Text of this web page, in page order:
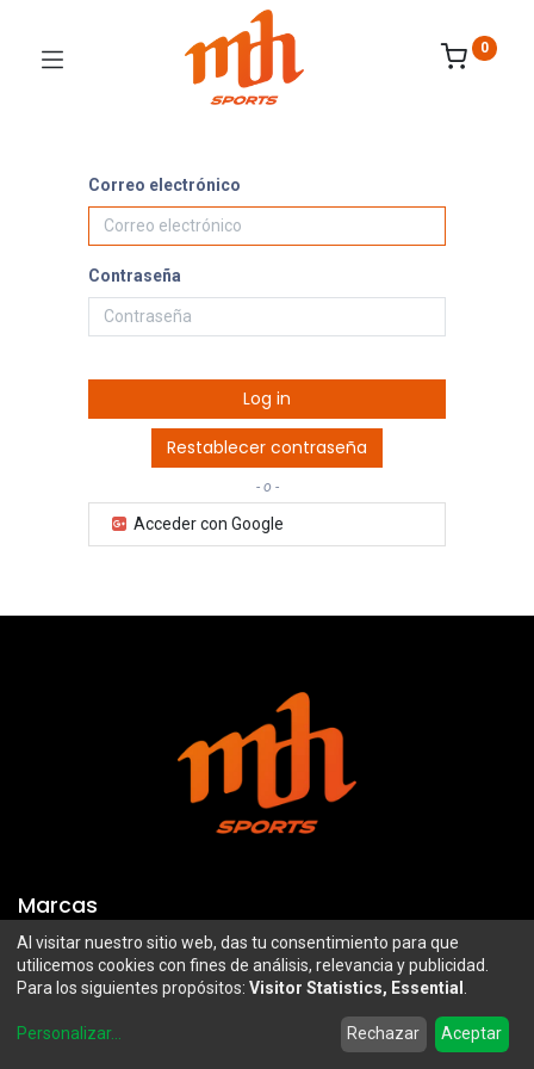
Wishlist Account
0
Correo electrónico
Contraseña
Log in
Restablecer contraseña
- o -
Acceder con Google
Marcas
Troy Lee Designs
100%
Airoh
Mazawi
SIDI
Al visitar nuestro sitio web, das tu consentimiento para que
utilicemos cookies con fines de análisis, relevancia y publicidad.
Para los siguientes propósitos: Visitor Statistics, Essential
Personalizar... Rechazar Aceptar